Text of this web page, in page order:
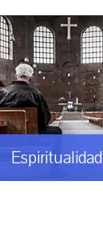
Espiritualidad